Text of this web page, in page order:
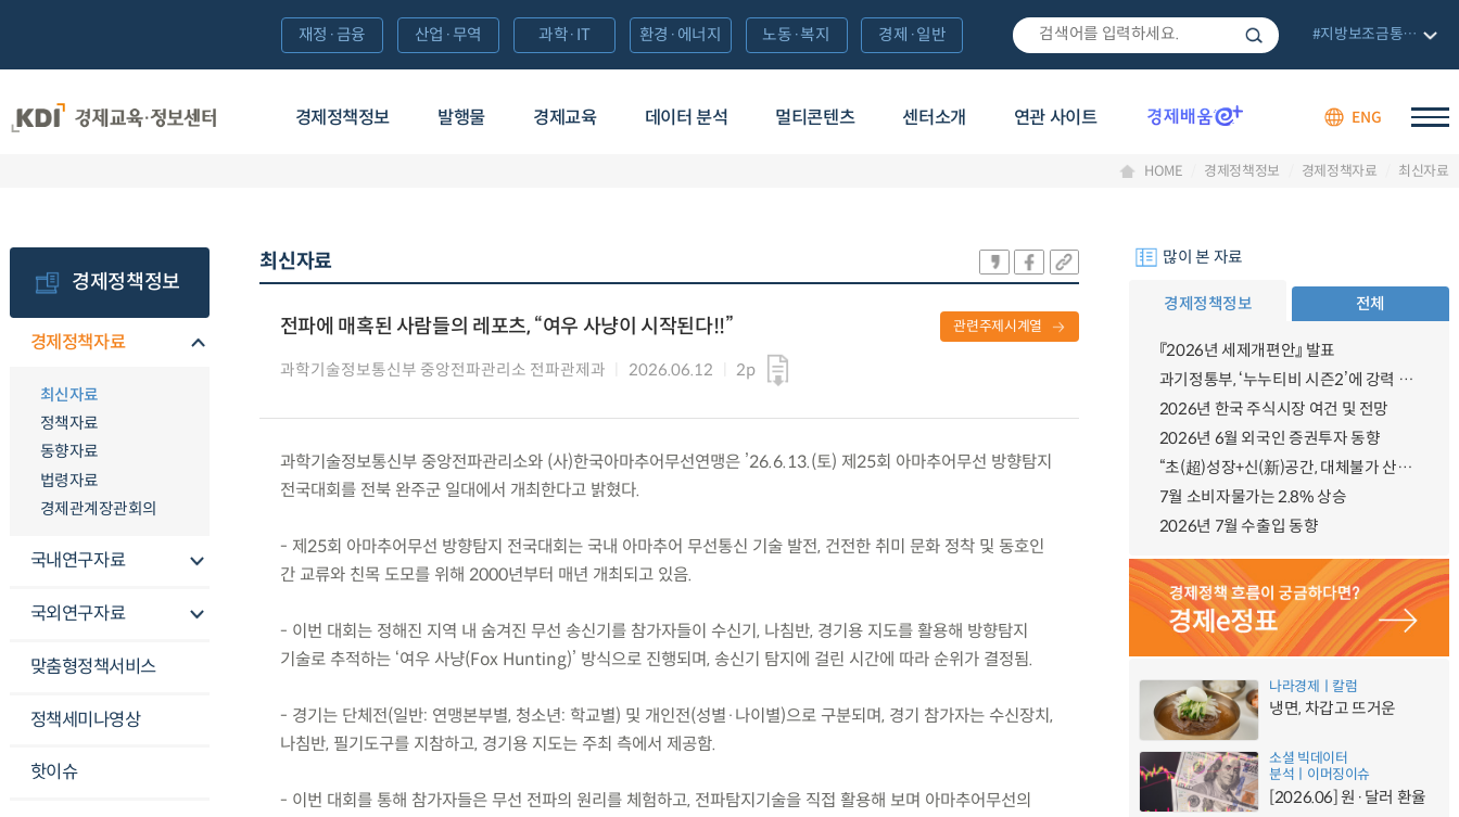
경제정책정보 발행물 경제교육 데이터 분석 멀티콘텐츠 센터소개 연관 사이트 ENG
재정·금융 산업·무역 과학·IT 환경·에너지 노동·복지 경제·일반 #지방보조금통합관리망
HOME 경제정책정보 경제정책자료 최신자료
경제정책정보
경제정책자료
최신자료
정책자료
동향자료
법령자료
경제관계장관회의
국내연구자료
국외연구자료
맞춤형정책서비스
정책세미나영상
핫이슈
최신자료
전파에 매혹된 사람들의 레포츠, “여우 사냥이 시작된다!!”
과학기술정보통신부 중앙전파관리소 전파관제과 2026.06.12 2p
관련주제시계열
과학기술정보통신부 중앙전파관리소와 (사)한국아마추어무선연맹은 ’26.6.13.(토) 제25회 아마추어무선 방향탐지
전국대회를 전북 완주군 일대에서 개최한다고 밝혔다.
- 제25회 아마추어무선 방향탐지 전국대회는 국내 아마추어 무선통신 기술 발전, 건전한 취미 문화 정착 및 동호인
간 교류와 친목 도모를 위해 2000년부터 매년 개최되고 있음.
- 이번 대회는 정해진 지역 내 숨겨진 무선 송신기를 참가자들이 수신기, 나침반, 경기용 지도를 활용해 방향탐지
기술로 추적하는 ‘여우 사냥(Fox Hunting)’ 방식으로 진행되며, 송신기 탐지에 걸린 시간에 따라 순위가 결정됨.
- 경기는 단체전(일반: 연맹본부별, 청소년: 학교별) 및 개인전(성별·나이별)으로 구분되며, 경기 참가자는 수신장치,
나침반, 필기도구를 지참하고, 경기용 지도는 주최 측에서 제공함.
- 이번 대회를 통해 참가자들은 무선 전파의 원리를 체험하고, 전파탐지기술을 직접 활용해 보며 아마추어무선의
많이 본 자료
경제정책정보 전체
『2026년 세제개편안』 발표
과기정통부, ‘누누티비 시즌2’에 강력 대응 의지 밝혀
2026년 한국 주식시장 여건 및 전망
2026년 6월 외국인 증권투자 동향
“초(超)성장+신(新)공간, 대체불가 산업강국”
7월 소비자물가는 2.8% 상승
2026년 7월 수출입 동향
나라경제ㅣ칼럼
냉면, 차갑고 뜨거운
소셜 빅데이터
분석ㅣ이머징이슈
[2026.06] 원·달러 환율